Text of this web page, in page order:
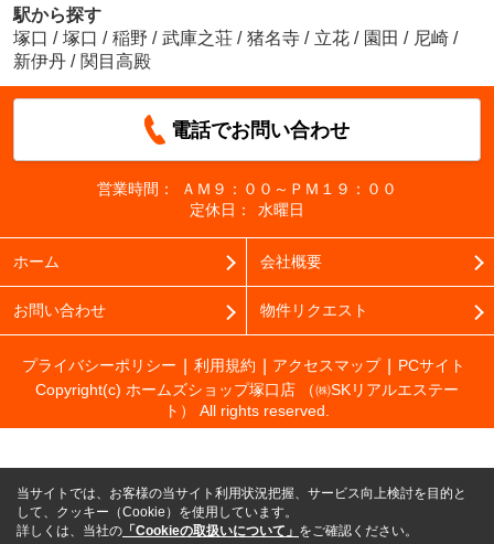
駅から探す
塚口 / 塚口 / 稲野 / 武庫之荘 / 猪名寺 / 立花 / 園田 / 尼崎 /
新伊丹 / 関目高殿
電話でお問い合わせ
営業時間：
ＡＭ９：００～ＰＭ１９：００
定休日：
水曜日
ホーム 会社概要
お問い合わせ 物件リクエスト
プライバシーポリシー 利用規約 アクセスマップ
PCサイト
Copyright(c) ホームズショップ塚口店 （㈱SKリアルエステー
ト） All rights reserved.
当サイトでは、お客様の当サイト利用状況把握、サービス向上検討を目的と
して、クッキー（Cookie）を使用しています。
詳しくは、当社の 「Cookieの取扱いについて」 をご確認ください。